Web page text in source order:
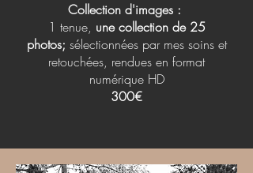
Collection d'images :
1 tenue, une collection de 25
photos; sélectionnées par mes soins et
retouchées, rendues en format
numérique HD
300€